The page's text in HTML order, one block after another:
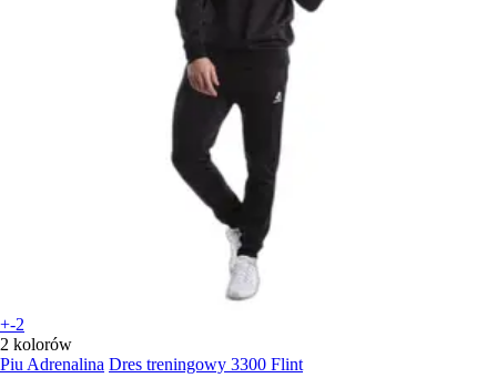
+-2
2 kolorów
Piu Adrenalina Dres treningowy 3300 Flint